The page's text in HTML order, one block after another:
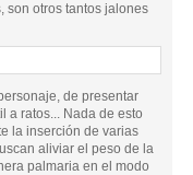
son otros tantos jalones
de presentar
a ratos... Nada de esto
la inserción de varias
aliviar el peso de la
palmaria en el modo